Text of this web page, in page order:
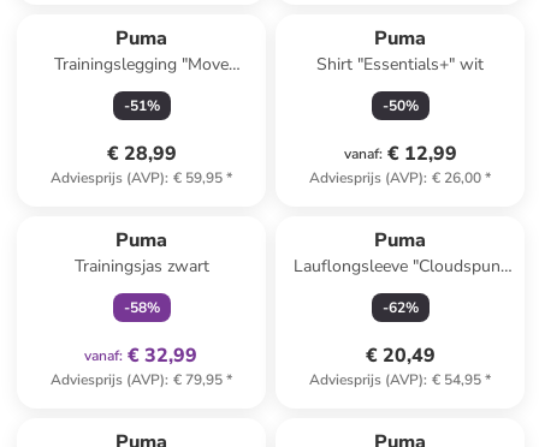
Puma
Trainingslegging "Move
Cloudspun" paars
-51%
€ 28,99
Adviesprijs (AVP): € 59,95*
Puma
Shirt "Essentials+" wit
-50%
vanaf: € 12,99
Adviesprijs (AVP): € 26,00*
Puma
Trainingsjas zwart
-58%
vanaf: € 32,99
Adviesprijs (AVP): € 79,95*
Puma
Lauflongsleeve "Cloudspun"
rood
-62%
€ 20,49
Adviesprijs (AVP): € 54,95*